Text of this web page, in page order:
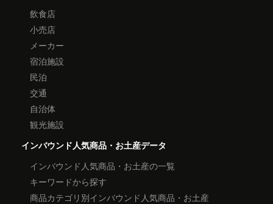
飲食店
小売店
メーカー
宿泊施設
民泊
交通
自治体
観光施設
インバウンド人気商品・お土産データ
インバウンド人気商品・お土産の一覧
キーワードから探す
商品カテゴリ別インバウンド人気商品・お土産